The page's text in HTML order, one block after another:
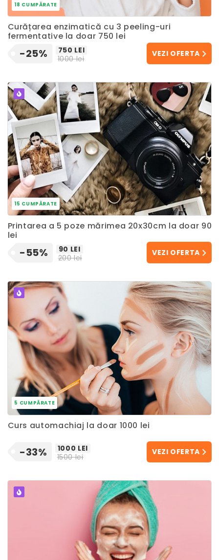
18 CUMPĂRATE
Curățarea enzimatică cu 3 peeling-uri
fermentative la doar 750 lei
-25%
750 LEI
1000 lei
VEZI OFERTA
POPULAR
15 CUMPĂRATE
Printarea a 5 poze mărimea 20x30cm la doar 90
lei
-55%
90 LEI
200 lei
VEZI OFERTA
POPULAR
5 CUMPĂRATE
Curs automachiaj la doar 1000 lei
-33%
1000 LEI
1500 lei
VEZI OFERTA